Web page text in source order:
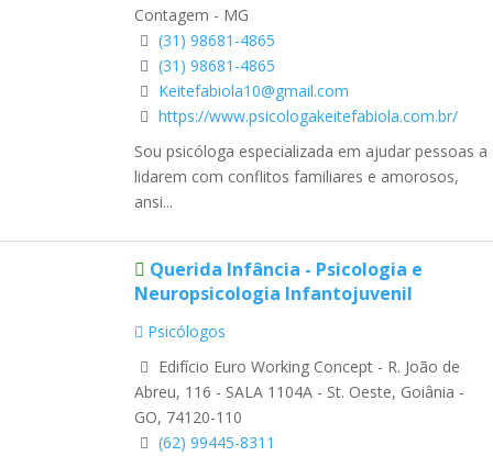
Contagem - MG
(31) 98681-4865
(31) 98681-4865
Keitefabiola10@gmail.com
https://www.psicologakeitefabiola.com.br/
Sou psicóloga especializada em ajudar pessoas a
lidarem com conflitos familiares e amorosos,
ansi...
Querida Infância - Psicologia e
Neuropsicologia Infantojuvenil
Psicólogos
Edifício Euro Working Concept - R. João de
Abreu, 116 - SALA 1104A - St. Oeste, Goiânia -
GO, 74120-110
(62) 99445-8311